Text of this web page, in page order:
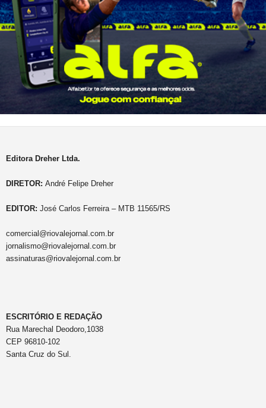
Editora Dreher Ltda.
DIRETOR: André Felipe Dreher
EDITOR: José Carlos Ferreira – MTB 11565/RS
comercial@riovalejornal.com.br
jornalismo@riovalejornal.com.br
assinaturas@riovalejornal.com.br
ESCRITÓRIO E REDAÇÃO
Rua Marechal Deodoro,1038
CEP 96810-102
Santa Cruz do Sul.